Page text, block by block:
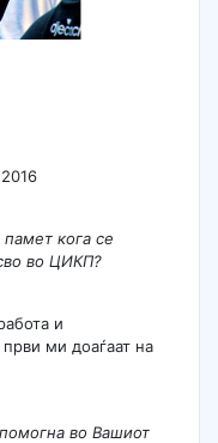
памет кога се
во ЦИКП?
и
ми доаѓаат на
во Вашиот